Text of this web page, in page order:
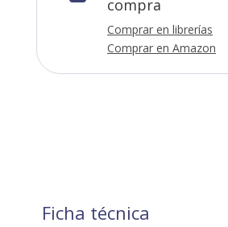
compra
Comprar en librerías
Comprar en Amazon
Ficha técnica